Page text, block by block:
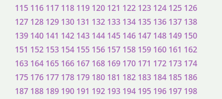
115 116 117 118 119 120 121 122 123 124 125 126
127 128 129 130 131 132 133 134 135 136 137 138
139 140 141 142 143 144 145 146 147 148 149 150
151 152 153 154 155 156 157 158 159 160 161 162
163 164 165 166 167 168 169 170 171 172 173 174
175 176 177 178 179 180 181 182 183 184 185 186
187 188 189 190 191 192 193 194 195 196 197 198